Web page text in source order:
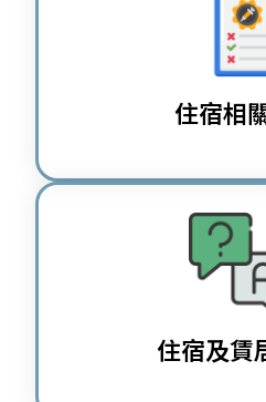
住宿相
住宿及賃